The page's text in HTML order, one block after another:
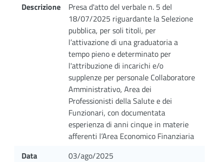
Descrizione
Presa d'atto del verbale n. 5 del
18/07/2025 riguardante la Selezione
pubblica, per soli titoli, per
l’attivazione di una graduatoria a
tempo pieno e determinato per
l'attribuzione di incarichi e/o
supplenze per personale Collaboratore
Amministrativo, Area dei
Professionisti della Salute e dei
Funzionari, con documentata
esperienza di anni cinque in materie
afferenti l’Area Economico Finanziaria
Data
03/ago/2025